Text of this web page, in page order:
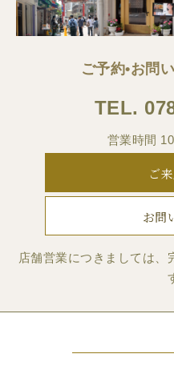
ご予約•お問
TEL.
営業時間
ご
お問
店舗営業につきましては、